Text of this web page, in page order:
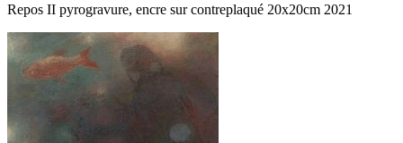
Repos II pyrogravure, encre sur contreplaqué 20x20cm 2021